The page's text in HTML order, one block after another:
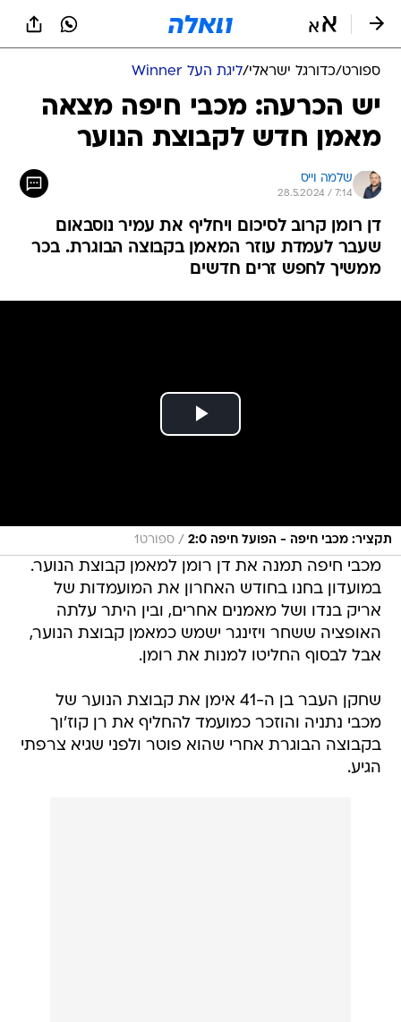
ספורט/כדורגל ישראלי/ליגת העל Winner
יש הכרעה: מכבי חיפה מצאה
מאמן חדש לקבוצת הנוער
שלמה וייס
28.5.2024 / 7:14
דן רומן קרוב לסיכום ויחליף את עמיר נוסבאום
שעבר לעמדת עוזר המאמן בקבוצה הבוגרת. בכר
ממשיך לחפש זרים חדשים
תקציר: מכבי חיפה - הפועל חיפה 2:0 / ספורט1
מכבי חיפה תמנה את דן רומן למאמן קבוצת הנוער.
במועדון בחנו בחודש האחרון את המועמדות של
אריק בנדו ושל מאמנים אחרים, ובין היתר עלתה
האופציה ששחר ויזינגר ישמש כמאמן קבוצת הנוער,
אבל לבסוף החליטו למנות את רומן.
שחקן העבר בן ה-41 אימן את קבוצת הנוער של
מכבי נתניה והוזכר כמועמד להחליף את רן קוז'וך
בקבוצה הבוגרת אחרי שהוא פוטר ולפני שגיא צרפתי
הגיע.